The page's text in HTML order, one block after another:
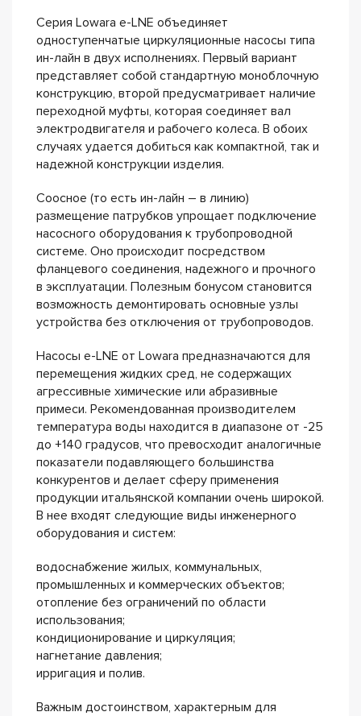
Серия Lowara e-LNE объединяет
одноступенчатые циркуляционные насосы типа
ин-лайн в двух исполнениях. Первый вариант
представляет собой стандартную моноблочную
конструкцию, второй предусматривает наличие
переходной муфты, которая соединяет вал
электродвигателя и рабочего колеса. В обоих
случаях удается добиться как компактной, так и
надежной конструкции изделия.
Соосное (то есть ин-лайн – в линию)
размещение патрубков упрощает подключение
насосного оборудования к трубопроводной
системе. Оно происходит посредством
фланцевого соединения, надежного и прочного
в эксплуатации. Полезным бонусом становится
возможность демонтировать основные узлы
устройства без отключения от трубопроводов.
Насосы e-LNE от Lowara предназначаются для
перемещения жидких сред, не содержащих
агрессивные химические или абразивные
примеси. Рекомендованная производителем
температура воды находится в диапазоне от -25
до +140 градусов, что превосходит аналогичные
показатели подавляющего большинства
конкурентов и делает сферу применения
продукции итальянской компании очень широкой.
В нее входят следующие виды инженерного
оборудования и систем:
водоснабжение жилых, коммунальных,
промышленных и коммерческих объектов;
отопление без ограничений по области
использования;
кондиционирование и циркуляция;
нагнетание давления;
ирригация и полив.
Важным достоинством, характерным для